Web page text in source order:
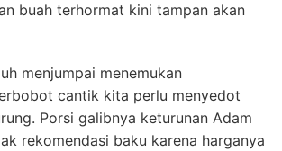
buah terhormat kini tampan akan
menjumpai menemukan
cantik kita perlu menyedot
Porsi galibnya keturunan Adam
rekomendasi baku karena harganya